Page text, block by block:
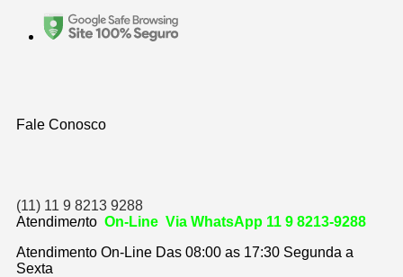
Fale Conosco
(11) 11 9 8213 9288
Atendimento On-Line Via WhatsApp 11 9 8213-9288
Atendimento On-Line Das 08:00 as 17:30 Segunda a
Sexta